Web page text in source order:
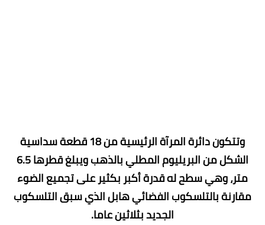
وتتكون دائرة المرآة الرئيسية من 18 قطعة سداسية
الشكل من البريليوم المطلي بالذهب ويبلغ قطرها 6.5
متر، وهي سطح له قدرة أكبر بكثير على تجميع الضوء
مقارنة بالتلسكوب الفضائي هابل الذي سبق التلسكوب
الجديد بثلاثين عاما.